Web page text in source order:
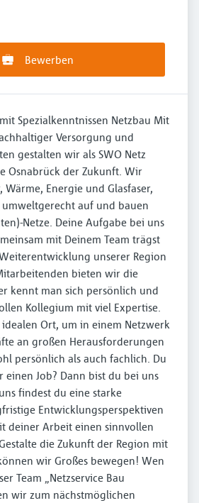
Bewerben
Spezialkenntnissen Netzbau Mit
Versorgung und
gestalten wir als SWO Netz
Osnabrück der Zukunft. Wir
Wärme, Energie und Glasfaser,
auf und bauen
Netze. Deine Aufgabe bei uns
mit Deinem Team trägst
unserer Region
bieten wir die
kennt man sich persönlich und
Kollegium mit viel Expertise.
Ort, um in einem Netzwerk
an großen Herausforderungen
persönlich als auch fachlich. Du
einen Job? Dann bist du bei uns
findest du eine starke
Entwicklungsperspektiven
deiner Arbeit einen sinnvollen
die Zukunft der Region mit
wir Großes bewegen! Wen
Team „Netzservice Bau
wir zum nächstmöglichen